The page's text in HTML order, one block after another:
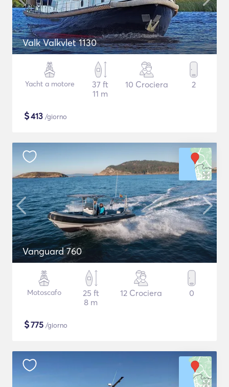
Valk Valkvlet 1130
Yacht a motore
37 ft
11 m
10 Crociera 2
$413 /giorno
Vanguard 760
Motoscafo
25 ft
8 m
12 Crociera 0
$775 /giorno